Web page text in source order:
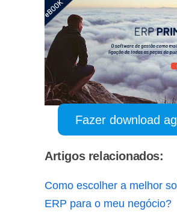
Fazer download
Artigos relacionados:
Como escolher a melhor
ERP para o meu negócio?